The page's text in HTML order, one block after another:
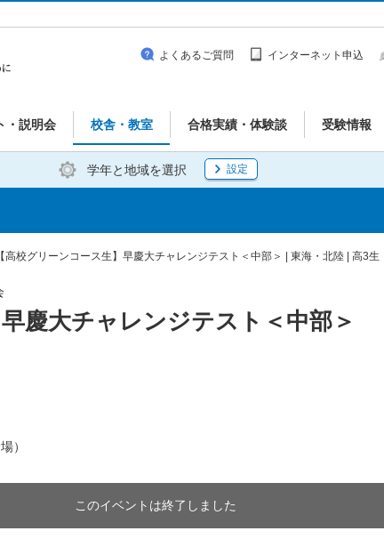
・説明会 校舎・教室 合格実績・体験談 受験情報
よくあるご質問 インターネット申込
学年と地域を選択 設定
【高校グリーンコース生】早慶大チャレンジテスト＜中部＞ | 東海・北陸 | 高3生
慶大チャレンジテスト＜中部＞
）
このイベントは終了しました